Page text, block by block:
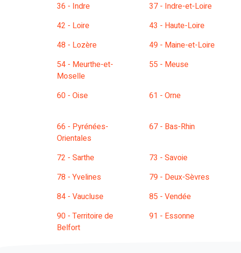
36 - Indre
37 - Indre-et-Loire
42 - Loire
43 - Haute-Loire
48 - Lozère
49 - Maine-et-Loire
54 - Meurthe-et-
Moselle
55 - Meuse
60 - Oise 61 - Orne
66 - Pyrénées-
Orientales
67 - Bas-Rhin
72 - Sarthe 73 - Savoie
78 - Yvelines
79 - Deux-Sèvres
84 - Vaucluse
85 - Vendée
90 - Territoire de
Belfort
91 - Essonne